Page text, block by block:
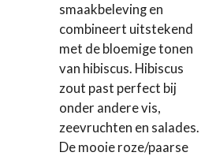
smaakbeleving en
combineert uitstekend
met de bloemige tonen
van hibiscus. Hibiscus
zout past perfect bij
onder andere vis,
zeevruchten en salades.
De mooie roze/paarse